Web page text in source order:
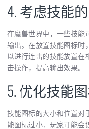
4. 考虑技能
在魔兽世界中，一些技能
输出。在放置技能图标时
以进行连击的技能放置在
击操作，提高输出效果。
5. 优化技能
技能图标的大小和位置对
能图标过小，玩家可能会